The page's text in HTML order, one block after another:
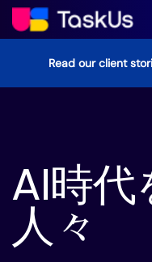
Read our client
AI時代
人々